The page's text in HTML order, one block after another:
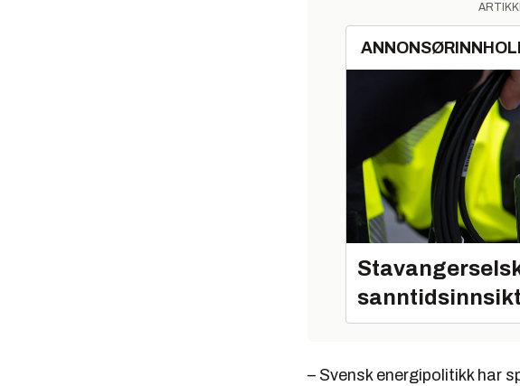
– Svensk energipolitikk har